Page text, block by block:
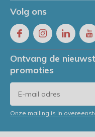
Volg ons
Ontvang de
promoties
Onze mailing is in